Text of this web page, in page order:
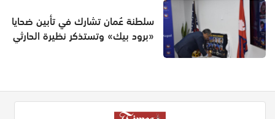
سلطنة عُمان تشارك في تأبين ضحايا
«برود بيك» وتستذكر نظيرة الحارثي